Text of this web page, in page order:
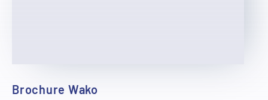
Brochure Wako